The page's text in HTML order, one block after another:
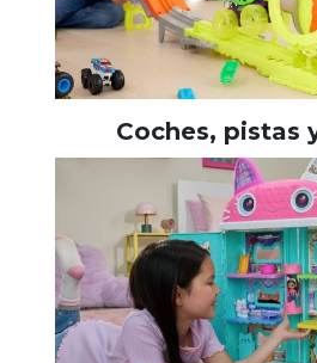
Coches, pistas